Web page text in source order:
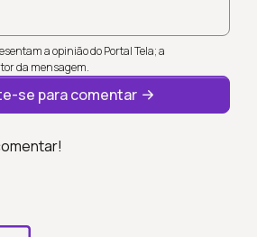
a opinião do Portal Tela; a
da mensagem.
se para comentar